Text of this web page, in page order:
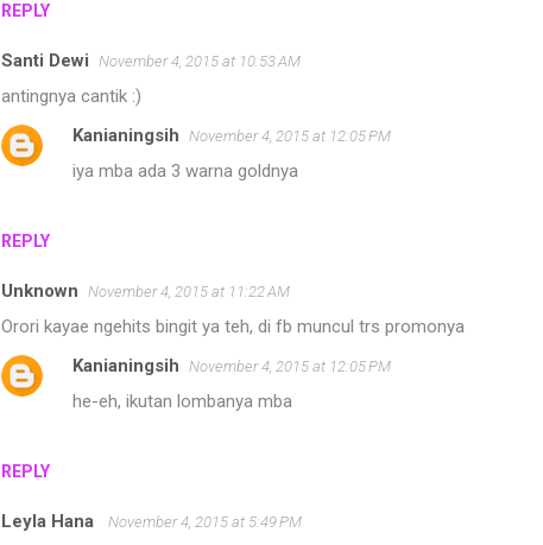
REPLY
Santi Dewi November 4, 2015 at 10:53 AM
antingnya cantik :)
REPLY
Kanianingsih November 4, 2015 at 12:05 PM
iya mba ada 3 warna goldnya
Unknown November 4, 2015 at 11:22 AM
Orori kayae ngehits bingit ya teh, di fb muncul trs promonya
REPLY
Kanianingsih November 4, 2015 at 12:05 PM
he-eh, ikutan lombanya mba
Leyla Hana November 4, 2015 at 5:49 PM